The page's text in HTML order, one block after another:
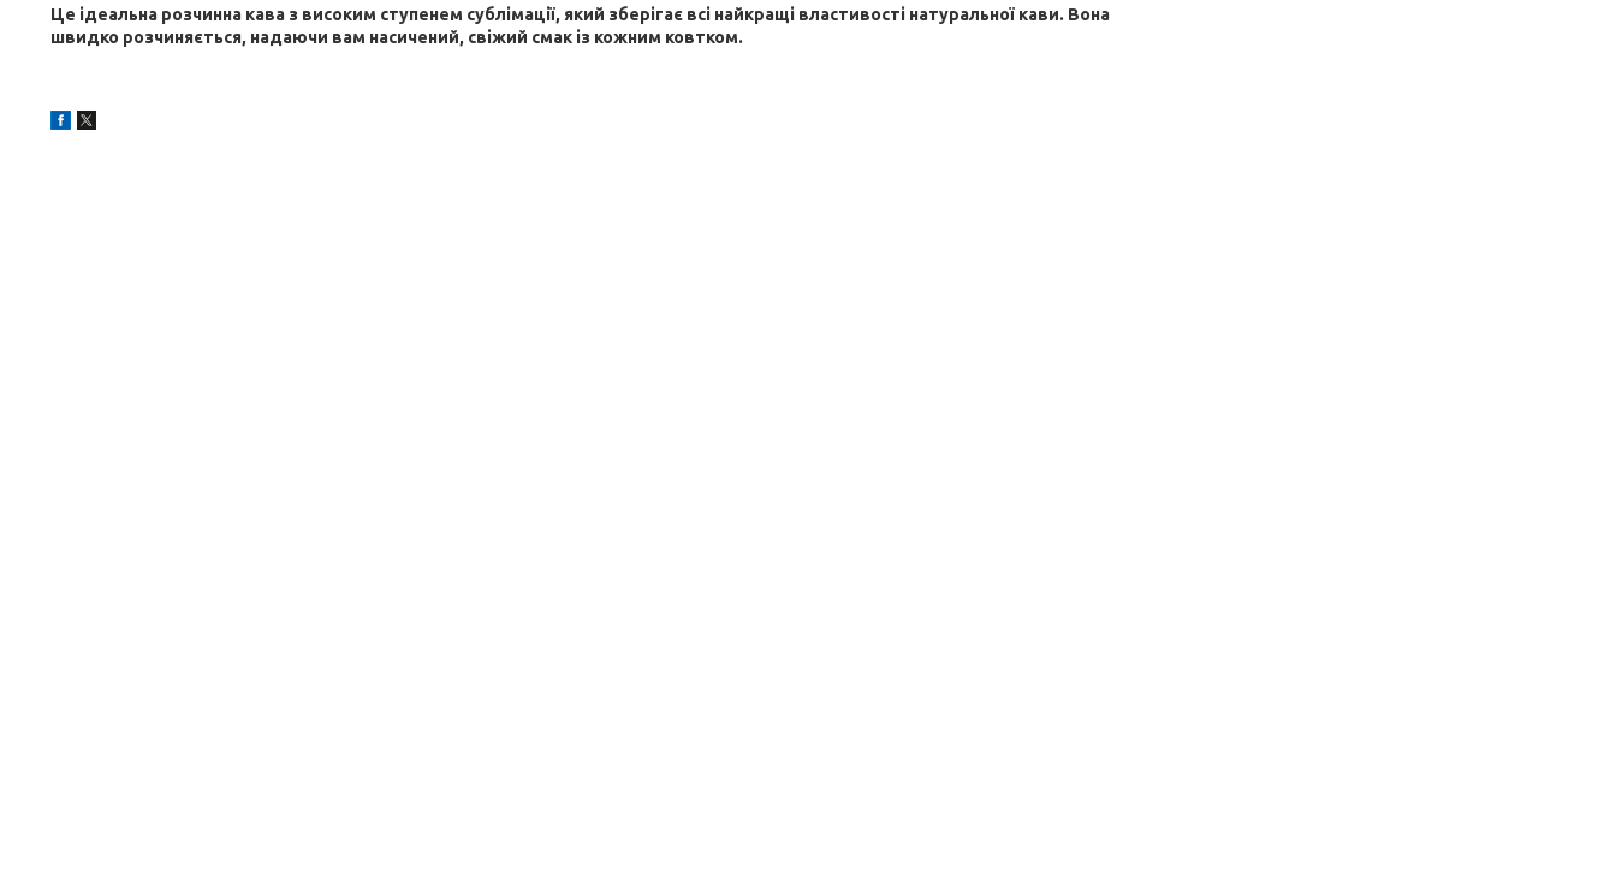
Це ідеальна розчинна кава з високим ступенем сублімації, який зберігає всі найкращі властивості натуральної кави. Вона
швидко розчиняється, надаючи вам насичений, свіжий смак із кожним ковтком.